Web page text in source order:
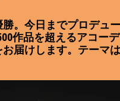
。今日までプロデュ
作品を超えるアコー
届けします。テーマ